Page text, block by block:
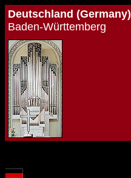
Deutschland (Germany)
Baden-Württemberg